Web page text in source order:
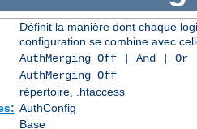
Définit la manière dont chaque
configuration se combine avec
AuthMerging Off | And | Or
AuthMerging Off
répertoire, .htaccess
AuthConfig
Base